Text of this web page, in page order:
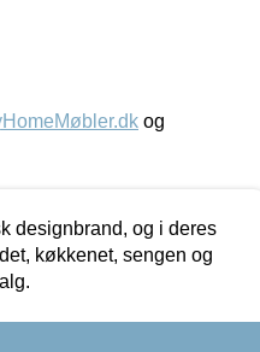
og
designbrand, og i deres
køkkenet, sengen og